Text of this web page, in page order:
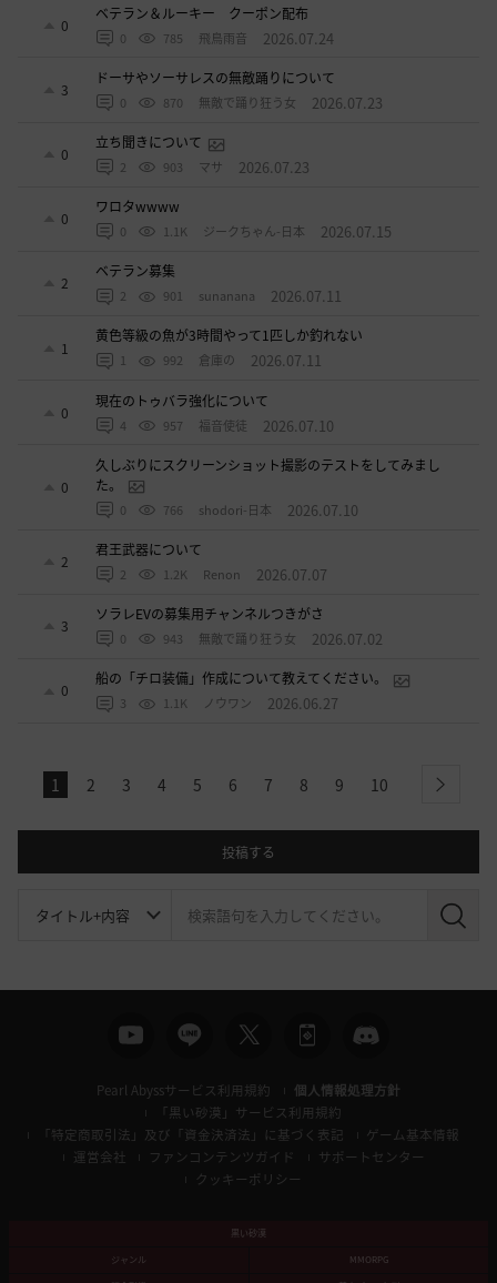
0
ベテラン＆ルーキー クーポン配布
0 785 飛鳥雨音 2026.07.24
3
ドーサやソーサレスの無敵踊りについて
0 870 無敵で踊り狂う女 2026.07.23
0
立ち聞きについて
2 903 マサ 2026.07.23
0
ワロタwwww
0 1.1K ジークちゃん-日本 2026.07.15
2
ベテラン募集
2 901 sunanana 2026.07.11
1
黄色等級の魚が3時間やって1匹しか釣れない
1 992 倉庫の 2026.07.11
0
現在のトゥバラ強化について
4 957 福音使徒 2026.07.10
0
久しぶりにスクリーンショット撮影のテストをしてみまし
た。
0 766 shodori-日本 2026.07.10
2
君王武器について
2 1.2K Renon 2026.07.07
3
ソラレEVの募集用チャンネルつきがさ
0 943 無敵で踊り狂う女 2026.07.02
0
船の「チロ装備」作成について教えてください。
3 1.1K ノウワン 2026.06.27
1 2 3 4 5 6 7 8 9 10 next
投稿する
検
Pearl Abyssサービス利用規約
個人情報処理方針
「黒い砂漠」サービス利用規約
「特定商取引法」及び「資金決済法」に基づく表記
ゲーム基本情報
運営会社
ファンコンテンツガイド
サポートセンター
クッキーポリシー
黒い砂漠
ジャンル
MMORPG